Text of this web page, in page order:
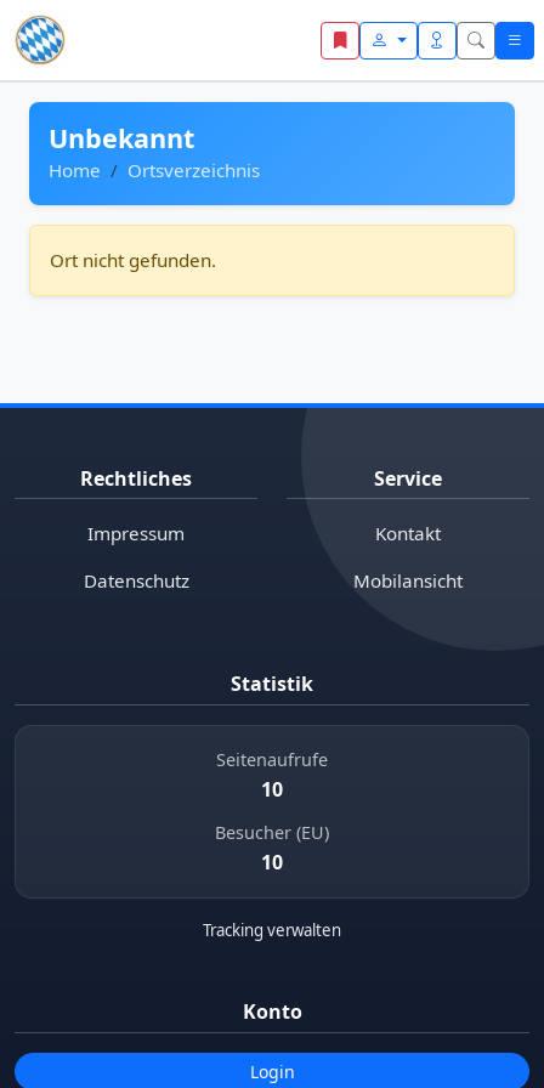
Zum Inhalt springen
Unbekannt
Home Ortsverzeichnis
Ort nicht gefunden.
Rechtliches
Impressum
Datenschutz
Service
Kontakt
Mobilansicht
Statistik
Seitenaufrufe
10
Besucher (EU)
10
Tracking verwalten
Konto
Login